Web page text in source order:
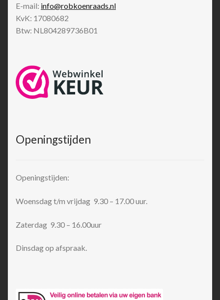
E-mail: info@robkoenraads.nl
KvK: 17080682
Btw: NL804289736B01
Openingstijden
Openingstijden:
Woensdag t/m vrijdag 9.30 – 17.00 uur.
Zaterdag 9.30 – 16.00uur
Dinsdag op afspraak.